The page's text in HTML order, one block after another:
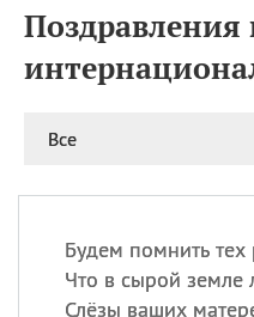
Все
Будем помнить тех
Что в сырой земле
Слёзы ваших